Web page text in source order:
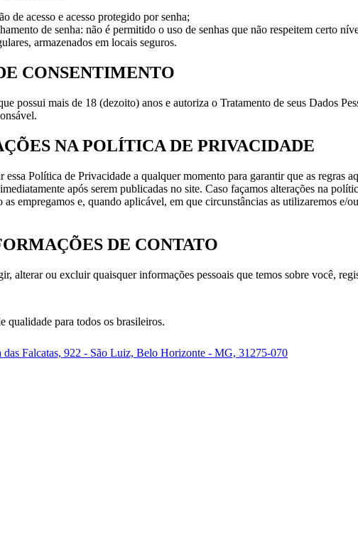
de acesso e acesso protegido por senha;
de senha: não é permitido o uso de senhas que não respeitem certo
armazenados em locais seguros.
CONSENTIMENTO
possui mais de 18 (dezoito) anos e autoriza o Tratamento de seus Dados
NA POLÍTICA DE PRIVACIDADE
Política de Privacidade a qualquer momento para garantir que as regras
após serem publicadas no site. Caso façamos alterações na
empregamos e, quando aplicável, em que circunstâncias as utilizaremos
DE CONTATO
alterar ou excluir quaisquer informações pessoais que temos sobre você,
qualidade para todos os brasileiros.
das Falcatas, 922 - São Luiz, Belo Horizonte - MG, 31275-070